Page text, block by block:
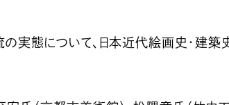
実態について、日本近代絵画史・建築